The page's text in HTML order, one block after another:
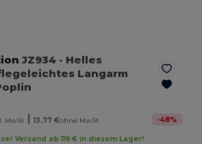
JZ934 - Helles
Langarm
MwSt | 13.77 €ohne MwSt -48%
Versand ab 119 € in diesem Lager!